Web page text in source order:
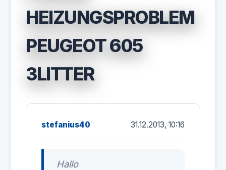
HEIZUNGSPROBLEM
PEUGEOT 605
3LITTER
stefanius40 31.12.2013, 10:16
Hallo